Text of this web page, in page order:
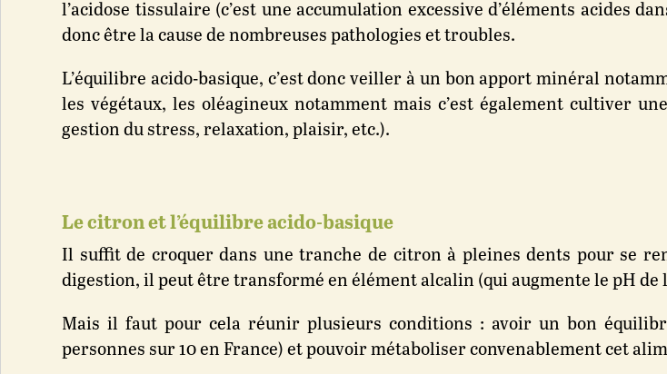
l’acidose tissulaire (c’est une accumulation excessive d’éléments acides
donc être la cause de nombreuses pathologies et troubles.
L’équilibre acido-basique, c’est donc veiller à un bon apport minéral
les végétaux, les oléagineux notamment mais c’est également cultiver
gestion du stress, relaxation, plaisir, etc.).
Le citron et l’équilibre acido-basique
Il suffit de croquer dans une tranche de citron à pleines dents pour se
digestion, il peut être transformé en élément alcalin (qui augmente le pH de
Mais il faut pour cela réunir plusieurs conditions : avoir un bon
personnes sur 10 en France) et pouvoir métaboliser convenablement cet